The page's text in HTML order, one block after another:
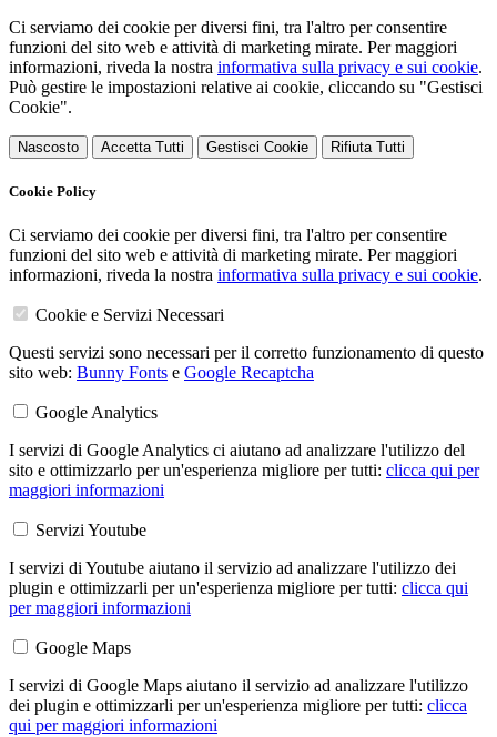
Ci serviamo dei cookie per diversi fini, tra l'altro per consentire
funzioni del sito web e attività di marketing mirate. Per maggiori
informazioni, riveda la nostra informativa sulla privacy e sui cookie.
Può gestire le impostazioni relative ai cookie, cliccando su "Gestisci
Cookie".
Nascosto Accetta Tutti Gestisci Cookie Rifiuta Tutti
Cookie Policy
Ci serviamo dei cookie per diversi fini, tra l'altro per consentire
funzioni del sito web e attività di marketing mirate. Per maggiori
informazioni, riveda la nostra informativa sulla privacy e sui cookie.
Cookie e Servizi Necessari
Questi servizi sono necessari per il corretto funzionamento di questo
sito web: Bunny Fonts e Google Recaptcha
Google Analytics
I servizi di Google Analytics ci aiutano ad analizzare l'utilizzo del
sito e ottimizzarlo per un'esperienza migliore per tutti: clicca qui per
maggiori informazioni
Servizi Youtube
I servizi di Youtube aiutano il servizio ad analizzare l'utilizzo dei
plugin e ottimizzarli per un'esperienza migliore per tutti: clicca qui
per maggiori informazioni
Google Maps
I servizi di Google Maps aiutano il servizio ad analizzare l'utilizzo
dei plugin e ottimizzarli per un'esperienza migliore per tutti: clicca
qui per maggiori informazioni